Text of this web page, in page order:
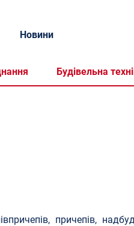
Будівельна
Новини
причепів,